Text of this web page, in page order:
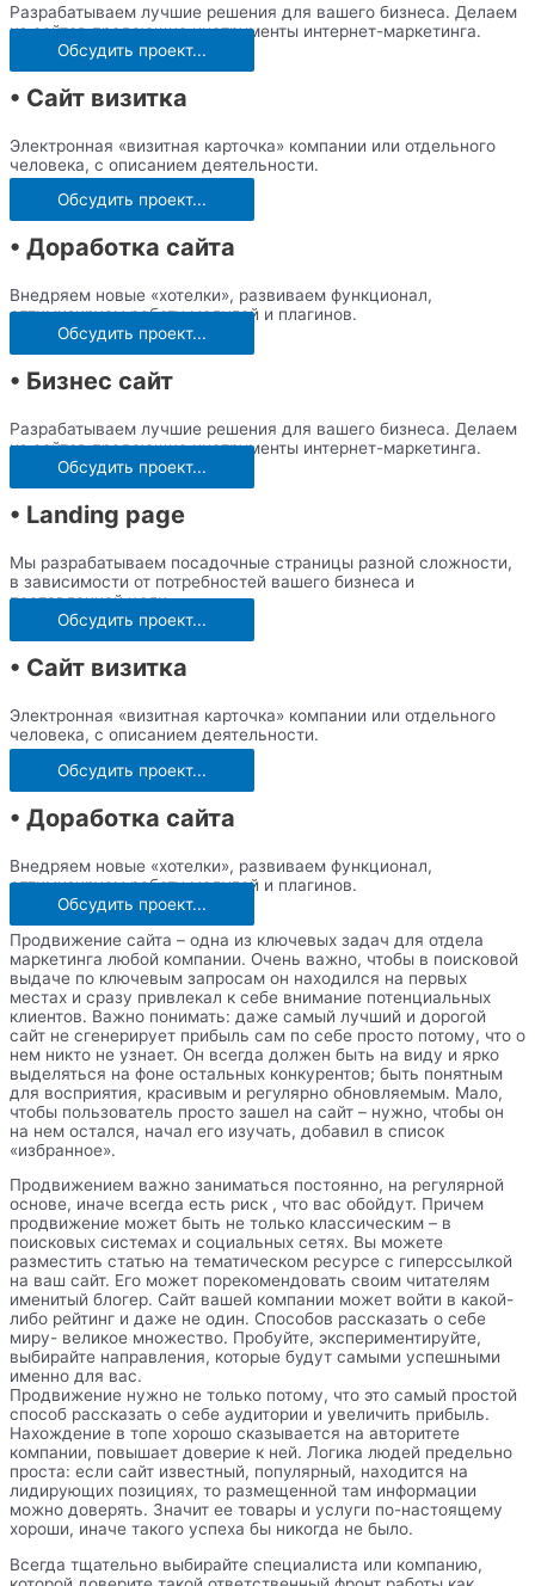
Разрабатываем лучшие решения для вашего бизнеса. Делаем
из сайтов продающие инструменты интернет-маркетинга.
Обсудить проект...
• Сайт визитка
Электронная «визитная карточка» компании или отдельного
человека, с описанием деятельности.
Обсудить проект...
• Доработка сайта
Внедряем новые «хотелки», развиваем функционал,
оптимизируем работу модулей и плагинов.
Обсудить проект...
• Бизнес сайт
Разрабатываем лучшие решения для вашего бизнеса. Делаем
из сайтов продающие инструменты интернет-маркетинга.
Обсудить проект...
• Landing page
Мы разрабатываем посадочные страницы разной сложности,
в зависимости от потребностей вашего бизнеса и
поставленной цели.
Обсудить проект...
• Сайт визитка
Электронная «визитная карточка» компании или отдельного
человека, с описанием деятельности.
Обсудить проект...
• Доработка сайта
Внедряем новые «хотелки», развиваем функционал,
оптимизируем работу модулей и плагинов.
Обсудить проект...
Продвижение сайта – одна из ключевых задач для отдела
маркетинга любой компании. Очень важно, чтобы в поисковой
выдаче по ключевым запросам он находился на первых
местах и сразу привлекал к себе внимание потенциальных
клиентов. Важно понимать: даже самый лучший и дорогой
сайт не сгенерирует прибыль сам по себе просто потому, что о
нем никто не узнает. Он всегда должен быть на виду и ярко
выделяться на фоне остальных конкурентов; быть понятным
для восприятия, красивым и регулярно обновляемым. Мало,
чтобы пользователь просто зашел на сайт – нужно, чтобы он
на нем остался, начал его изучать, добавил в список
«избранное».
Продвижением важно заниматься постоянно, на регулярной
основе, иначе всегда есть риск , что вас обойдут. Причем
продвижение может быть не только классическим – в
поисковых системах и социальных сетях. Вы можете
разместить статью на тематическом ресурсе с гиперссылкой
на ваш сайт. Его может порекомендовать своим читателям
именитый блогер. Сайт вашей компании может войти в какой-
либо рейтинг и даже не один. Способов рассказать о себе
миру- великое множество. Пробуйте, экспериментируйте,
выбирайте направления, которые будут самыми успешными
именно для вас.
Продвижение нужно не только потому, что это самый простой
способ рассказать о себе аудитории и увеличить прибыль.
Нахождение в топе хорошо сказывается на авторитете
компании, повышает доверие к ней. Логика людей предельно
проста: если сайт известный, популярный, находится на
лидирующих позициях, то размещенной там информации
можно доверять. Значит ее товары и услуги по-настоящему
хороши, иначе такого успеха бы никогда не было.
Всегда тщательно выбирайте специалиста или компанию,